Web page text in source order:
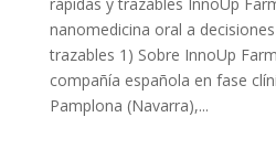
nanomedicina oral a
trazables 1) Sobre InnoUp
compañía española en fase
Pamplona (Navarra),...